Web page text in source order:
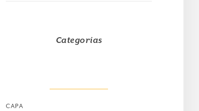
Categorias
CAPA